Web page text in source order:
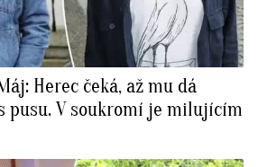
Herec čeká, až mu dá
pusu. V soukromí je milujícím